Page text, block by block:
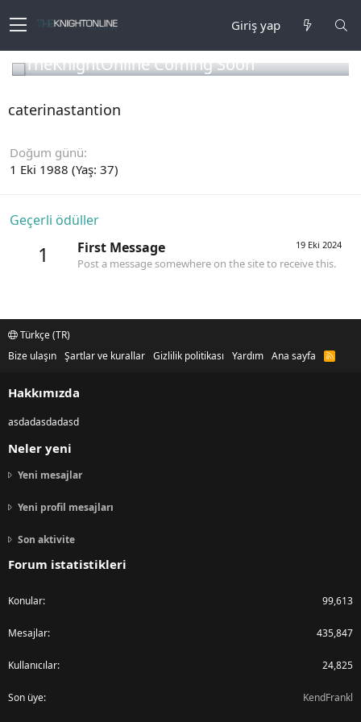
Giriş yap
TheKnightOnline Coming Soon
caterinastantion
Doğum günü
1 Eki 1988 (Yaş: 37)
Geçerli ödüller
1 19 Eki 2024
First Message
Post a message somewhere on the site to receive this.
Türkçe (TR)
Bize ulaşın Şartlar ve kurallar Gizlilik politikası Yardım Ana sayfa
R
Hakkımızda
asdadasdadasd
Neler yeni
Yeni mesajlar
Yeni profil mesajları
Son aktivite
Forum istatistikleri
Konular 99,613
Mesajlar 435,847
Kullanıcılar 24,825
Son üye KendFrankl